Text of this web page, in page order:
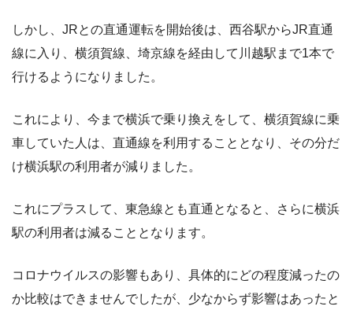
しかし、JRとの直通運転を開始後は、西谷駅からJR直通
線に入り、横須賀線、埼京線を経由して川越駅まで1本で
行けるようになりました。
これにより、今まで横浜で乗り換えをして、横須賀線に乗
車していた人は、直通線を利用することとなり、その分だ
け横浜駅の利用者が減りました。
これにプラスして、東急線とも直通となると、さらに横浜
駅の利用者は減ることとなります。
コロナウイルスの影響もあり、具体的にどの程度減ったの
か比較はできませんでしたが、少なからず影響はあったと